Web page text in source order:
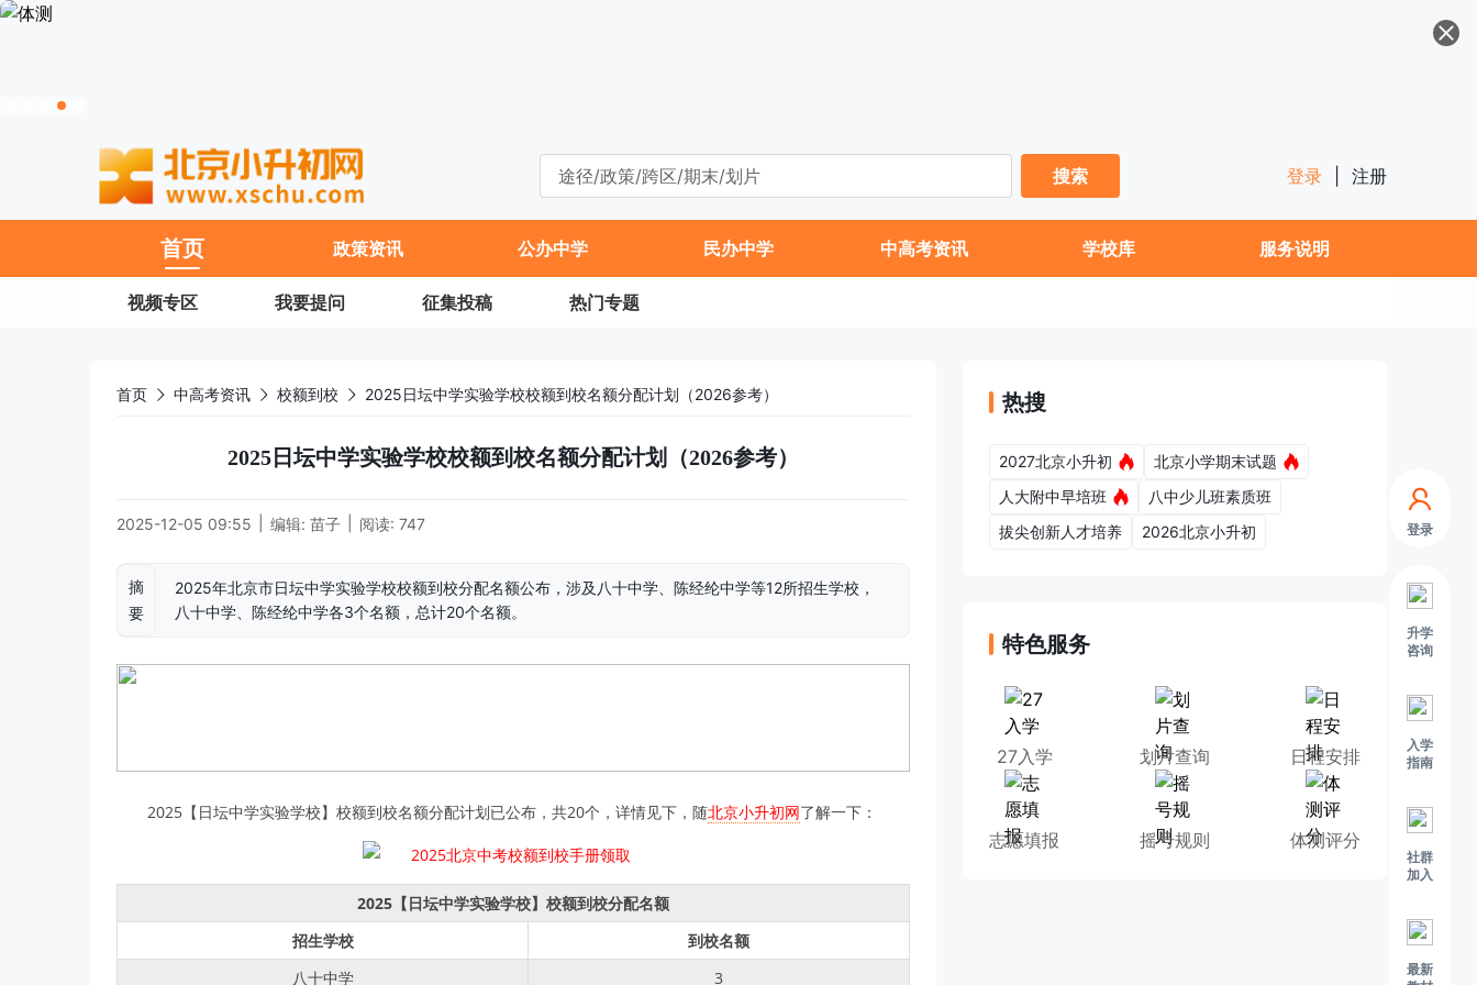
登录
升学
咨询
入学
指南
社群
加入
最新
搜索
登录 注册
首页 政策资讯 公办中学 民办中学 中高考资讯 学校库 服务说明
视频专区 我要提问 征集投稿 热门专题
首页 中高考资讯 校额到校 2025日坛中学实验学校校额到校名额分配计划（2026参考）
2025日坛中学实验学校校额到校名额分配计划（2026参考）
2025-12-05 09:55 编辑: 苗子 阅读: 747
摘
要
2025年北京市日坛中学实验学校校额到校分配名额公布，涉及八十中学、陈经纶中学等12所招生学校，
八十中学、陈经纶中学各3个名额，总计20个名额。
2025【日坛中学实验学校】校额到校名额分配计划已公布，共20个，详情见下，随北京小升初网了解一下：
2025【日坛中学实验学校】校额到校分配名额
招生学校
到校名额
八十中学
3
热搜
2027北京小升初
北京小学期末试题
人大附中早培班
八中少儿班素质班
拔尖创新人才培养
2026北京小升初
特色服务
27入学 划片查询 日程安排
志愿填报 摇号规则 体测评分